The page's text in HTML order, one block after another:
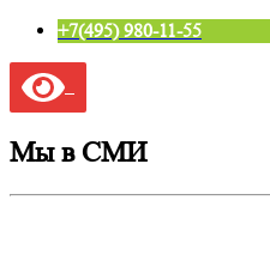
+7(495) 980-11-55
Мы в СМИ